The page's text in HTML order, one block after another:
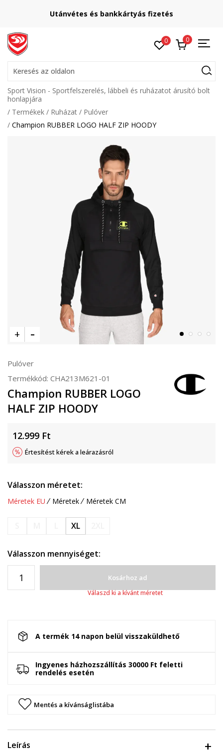
Utánvétes és bankkártyás fizetés
0 0
Keresés az oldalon
Sport Vision - Sportfelszerelés, lábbeli és ruházatot árusító bolt
honlapjára
Termékek
Ruházat
Pulóver
Champion RUBBER LOGO HALF ZIP HOODY
Pulóver
Termékkód: CHA213M621-01
Champion RUBBER LOGO
HALF ZIP HOODY
12.999 Ft
Értesítést kérek a leárazásról
Válasszon méretet:
Méretek EU Méretek Méretek CM
XL
Válasszon mennyiséget:
Kosárhoz ad
Válaszd ki a kívánt méretet
A termék 14 napon belül visszaküldhető
Ingyenes házhozszállítás 30000 Ft feletti
rendelés esetén
Mentés a kívánságlistába
Leírás